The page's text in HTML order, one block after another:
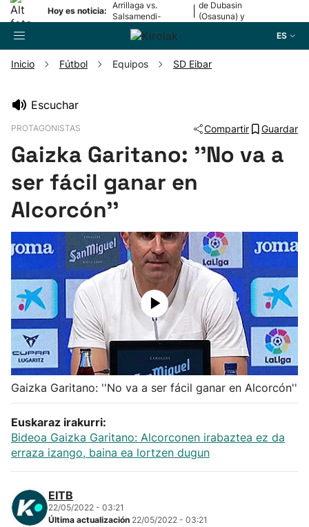
Hoy es noticia:
Arrillaga vs.
Salsamendi-
Bergara y Erasun
vs. Gaminde
de Dubasin
(Osasuna) y
ES
Pelota
Remo
Baloncesto
Ciclismo
Herri-kirolak
Balonmano
Kirolak 360
Atletismo
Más deportes
Inicio Fútbol Equipos SD Eibar
Escuchar
PROTAGONISTAS Compartir Guardar
Gaizka Garitano: ''No va a
ser fácil ganar en
Alcorcón''
Gaizka Garitano: ''No va a ser fácil ganar en Alcorcón''
Euskaraz irakurri:
Bideoa Gaizka Garitano: Alcorconen irabaztea ez da
erraza izango, baina ea lortzen dugun
EITB
22/05/2022 - 03:21
Última actualización 22/05/2022 - 03:21